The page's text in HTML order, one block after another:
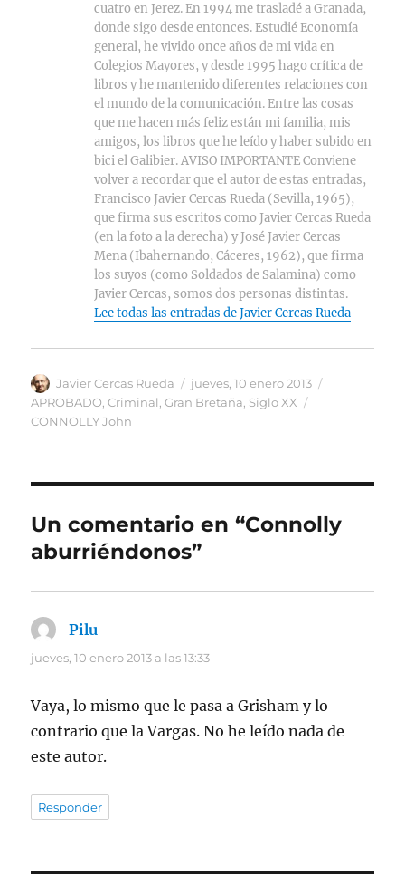
cuatro en Jerez. En 1994 me trasladé a Granada,
donde sigo desde entonces. Estudié Economía
general, he vivido once años de mi vida en
Colegios Mayores, y desde 1995 hago crítica de
libros y he mantenido diferentes relaciones con
el mundo de la comunicación. Entre las cosas
que me hacen más feliz están mi familia, mis
amigos, los libros que he leído y haber subido en
bici el Galibier. AVISO IMPORTANTE Conviene
volver a recordar que el autor de estas entradas,
Francisco Javier Cercas Rueda (Sevilla, 1965),
que firma sus escritos como Javier Cercas Rueda
(en la foto a la derecha) y José Javier Cercas
Mena (Ibahernando, Cáceres, 1962), que firma
los suyos (como Soldados de Salamina) como
Javier Cercas, somos dos personas distintas.
Lee todas las entradas de Javier Cercas Rueda
Autor
Javier Cercas Rueda
Publicado
el
jueves, 10 enero 2013
APROBADO ,Criminal ,Gran Bretaña Siglo XX
CONNOLLY John
Un comentario en “Connolly
aburriéndonos”
Pilu
jueves, 10 enero 2013 a las 13:33
Vaya, lo mismo que le pasa a Grisham y lo
contrario que la Vargas. No he leído nada de
este autor.
Responder